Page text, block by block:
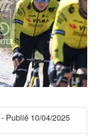
- Publié 10/04/2025